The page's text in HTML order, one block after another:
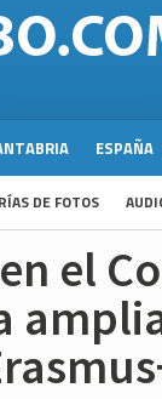
ESPAÑA
DE FOTOS
el